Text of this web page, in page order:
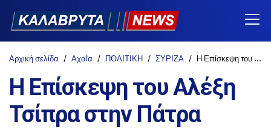
Αρχική σελίδα Αχαΐα ΠΟΛΙΤΙΚΗ ΣΥΡΙΖΑ Η Επίσκεψη του Αλέξη Τσίπρα στην Πάτρα
Η Επίσκεψη του Αλέξη
Τσίπρα στην Πάτρα